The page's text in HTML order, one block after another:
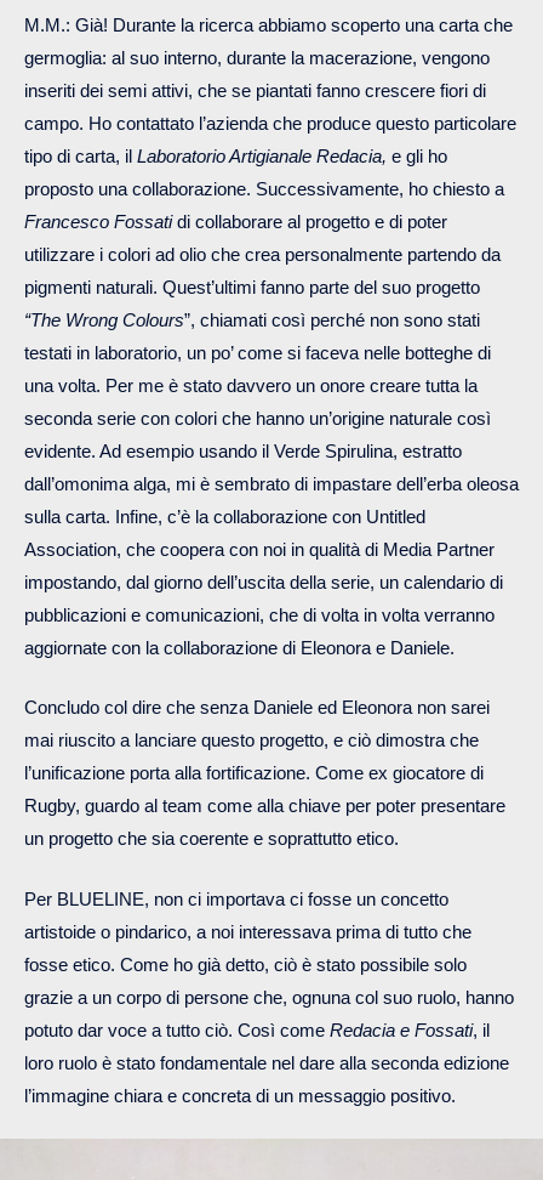
M.M.: Già! Durante la ricerca abbiamo scoperto una carta che
germoglia: al suo interno, durante la macerazione, vengono
inseriti dei semi attivi, che se piantati fanno crescere fiori di
campo. Ho contattato l’azienda che produce questo particolare
tipo di carta, il Laboratorio Artigianale Redacia, e gli ho
proposto una collaborazione. Successivamente, ho chiesto a
Francesco Fossatidi collaborare al progetto e di poter
utilizzare i colori ad olio che crea personalmente partendo da
pigmenti naturali. Quest’ultimi fanno parte del suo progetto
“The Wrong Colours”, chiamati così perché non sono stati
testati in laboratorio, un po’ come si faceva nelle botteghe di
una volta. Per me è stato davvero un onore creare tutta la
seconda serie con colori che hanno un’origine naturale così
evidente. Ad esempio usando il Verde Spirulina, estratto
dall’omonima alga, mi è sembrato di impastare dell’erba oleosa
sulla carta. Infine, c’è la collaborazione con Untitled
Association, che coopera con noi in qualità di Media Partner
impostando, dal giorno dell’uscita della serie, un calendario di
pubblicazioni e comunicazioni, che di volta in volta verranno
aggiornate con la collaborazione di Eleonora e Daniele.
Concludo col dire che senza Daniele ed Eleonora non sarei
mai riuscito a lanciare questo progetto, e ciò dimostra che
l’unificazione porta alla fortificazione. Come ex giocatore di
Rugby, guardo al team come alla chiave per poter presentare
un progetto che sia coerente e soprattutto etico.
Per BLUELINE, non ci importava ci fosse un concetto
artistoide o pindarico, a noi interessava prima di tutto che
fosse etico. Come ho già detto, ciò è stato possibile solo
grazie a un corpo di persone che, ognuna col suo ruolo, hanno
potuto dar voce a tutto ciò. Così come Redacia e Fossati, il
loro ruolo è stato fondamentale nel dare alla seconda edizione
l’immagine chiara e concreta di un messaggio positivo.